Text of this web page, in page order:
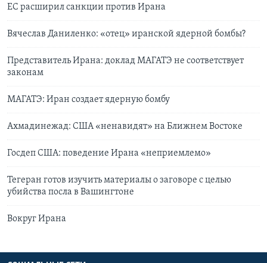
ЕС расширил санкции против Ирана
Вячеслав Даниленко: «отец» иранской ядерной бомбы?
Представитель Ирана: доклад МАГАТЭ не соответствует
законам
МАГАТЭ: Иран создает ядерную бомбу
Ахмадинежад: США «ненавидят» на Ближнем Востоке
Госдеп США: поведение Ирана «неприемлемо»
Тегеран готов изучить материалы о заговоре с целью
убийства посла в Вашингтоне
Вокруг Ирана